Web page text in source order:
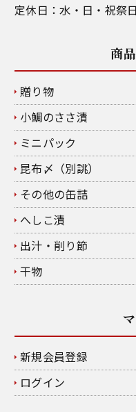
定休日：水・日・祝祭日
商
贈り物
小鯛のささ漬
ミニパック
昆布〆（別誂）
その他の缶詰
へしこ漬
出汁・削り節
干物
新規会員登録
ログイン